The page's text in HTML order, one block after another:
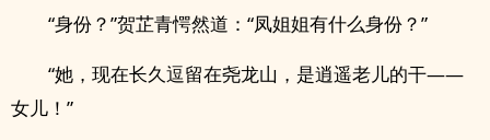
“身份？”贺芷青愕然道：“凤姐姐有什么身份？”
“她，现在长久逗留在尧龙山，是逍遥老儿的干——
女儿！”